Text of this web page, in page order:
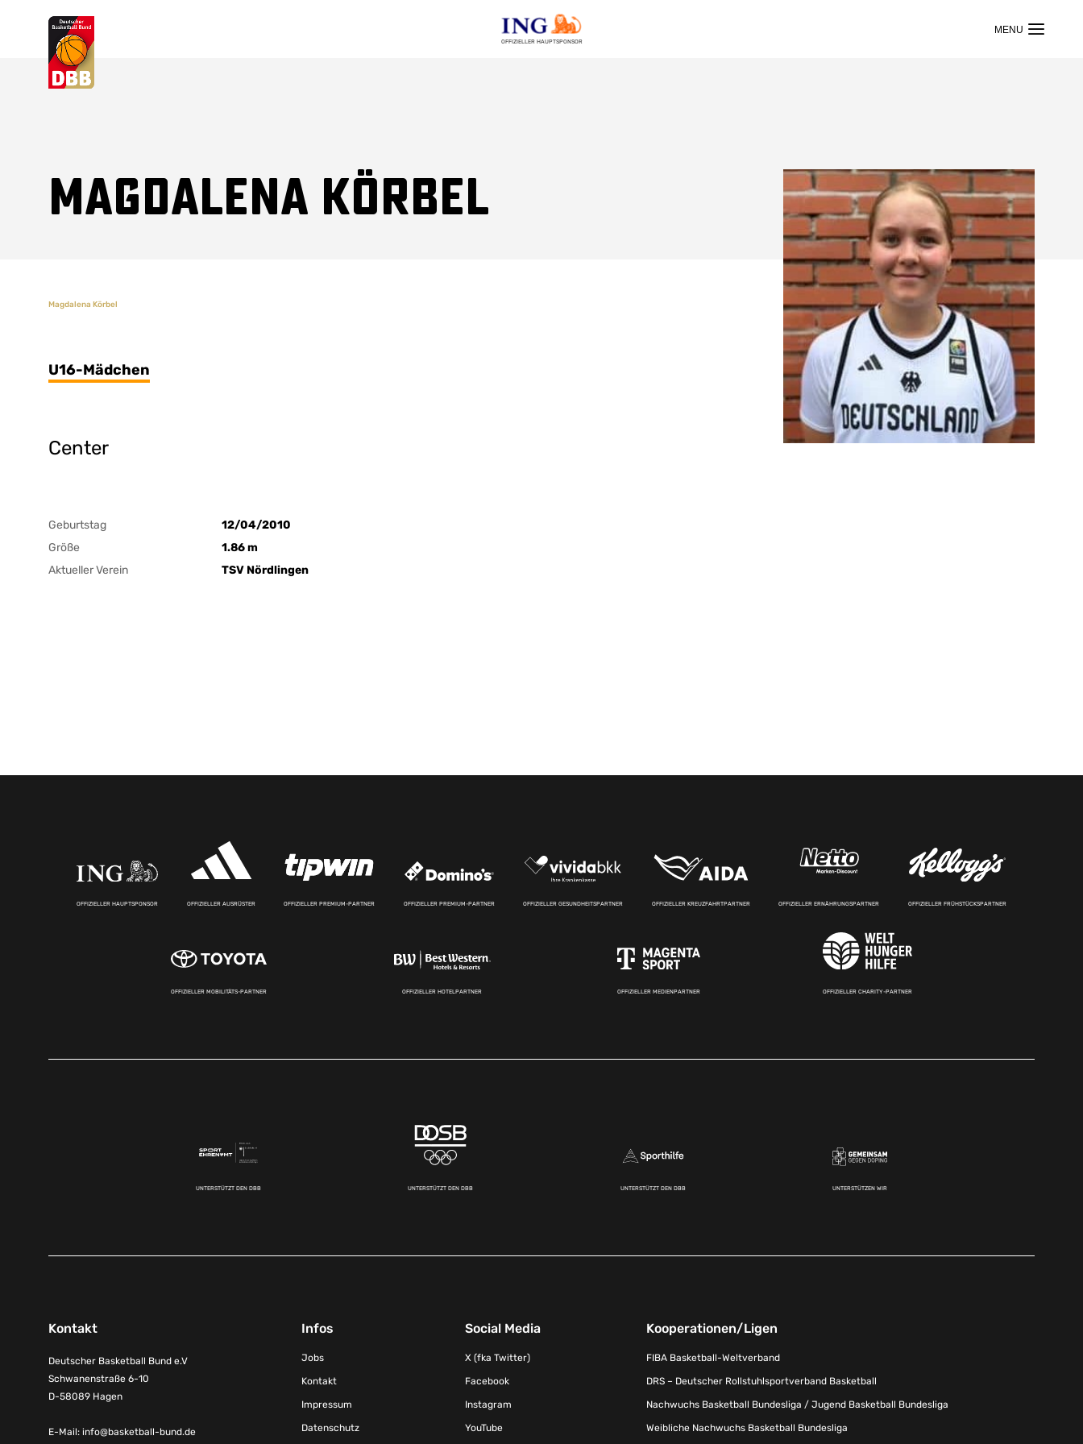
OFFIZIELLER HAUPTSPONSOR
Suchvorschläge
Magdalena Körbel
Magdalena Körbel
U16-Mädchen
Center
Geburtstag
12/04/2010
Größe
1.86 m
Aktueller Verein
TSV Nördlingen
OFFIZIELLER HAUPTSPONSOR OFFIZIELLER AUSRÜSTER OFFIZIELLER PREMIUM-PARTNER OFFIZIELLER PREMIUM-PARTNER OFFIZIELLER GESUNDHEITSPARTNER OFFIZIELLER KREUZFAHRTPARTNER OFFIZIELLER ERNÄHRUNGSPARTNER OFFIZIELLER FRÜHSTÜCKSPARTNER
OFFIZIELLER MOBILITÄTS-PARTNER OFFIZIELLER HOTELPARTNER OFFIZIELLER MEDIENPARTNER OFFIZIELLER CHARITY-PARTNER
UNTERSTÜTZT DEN DBB UNTERSTÜTZT DEN DBB UNTERSTÜTZT DEN DBB UNTERSTÜTZEN WIR
Kontakt
Deutscher Basketball Bund e.V
Schwanenstraße 6-10
D-58089 Hagen
E-Mail: info@basketball-bund.de
Infos
Jobs
Kontakt
Impressum
Datenschutz
Social Media
X (fka Twitter)
Facebook
Instagram
YouTube
Kooperationen/Ligen
FIBA Basketball-Weltverband
DRS – Deutscher Rollstuhlsportverband Basketball
Nachwuchs Basketball Bundesliga / Jugend Basketball Bundesliga
Weibliche Nachwuchs Basketball Bundesliga